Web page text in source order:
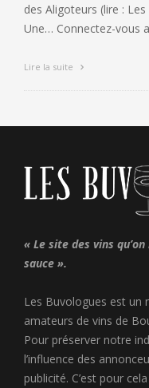
des Aligoteurs (lire :
Une… Connectez-vous
Lire la suite
« Le site des vins
sauce ».
Les Buvologues est un
amateurs de vins de
Pour préserver notre
l’influence des
publicité. C’est pour